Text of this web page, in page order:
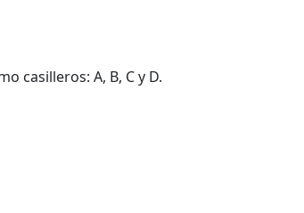
casilleros: A, B, C y D.